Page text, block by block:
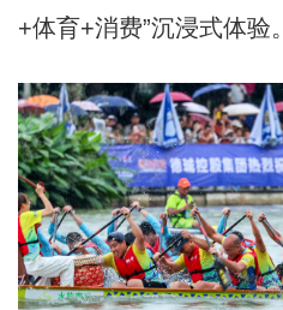
+体育+消费”沉浸式体验。